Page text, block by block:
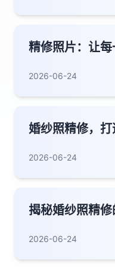
精修照片：让
2026-06-24
婚纱照精修，
2026-06-24
揭秘婚纱照精
2026-06-24